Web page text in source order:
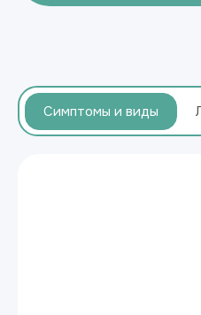
Симптомы и виды